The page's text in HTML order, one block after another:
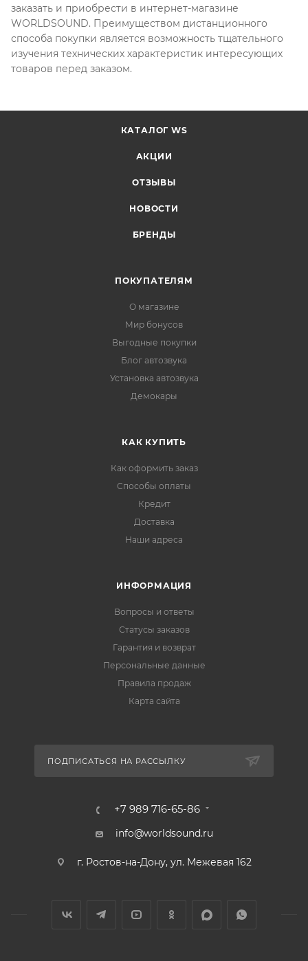
заказать и приобрести в интернет-магазине
WORLDSOUND. Преимуществом дистанционного
способа покупки является возможность тщательного
изучения технических характеристик интересующих
товаров перед заказом.
КАТАЛОГ WS
АКЦИИ
ОТЗЫВЫ
НОВОСТИ
БРЕНДЫ
ПОКУПАТЕЛЯМ
О магазине
Мир бонусов
Выгодные покупки
Блог автозвука
Установка автозвука
Демокары
КАК КУПИТЬ
Как оформить заказ
Способы оплаты
Кредит
Доставка
Наши адреса
ИНФОРМАЦИЯ
Вопросы и ответы
Статусы заказов
Гарантия и возврат
Персональные данные
Правила продаж
Карта сайта
ПОДПИСАТЬСЯ НА РАССЫЛКУ
+7 989 716-65-86
info@worldsound.ru
г. Ростов-на-Дону, ул. Межевая 162